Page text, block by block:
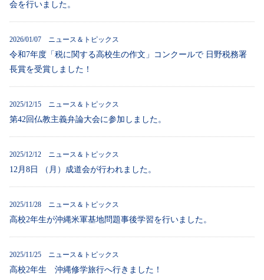
会を行いました。
2026/01/07 ニュース＆トピックス
令和7年度「税に関する高校生の作文」コンクールで 日野税務署
長賞を受賞しました！
2025/12/15 ニュース＆トピックス
第42回仏教主義弁論大会に参加しました。
2025/12/12 ニュース＆トピックス
12月8日 （月）成道会が行われました。
2025/11/28 ニュース＆トピックス
高校2年生が沖縄米軍基地問題事後学習を行いました。
2025/11/25 ニュース＆トピックス
高校2年生 沖縄修学旅行へ行きました！